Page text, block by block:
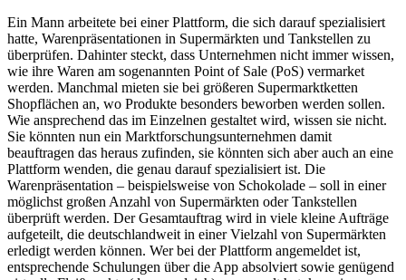
Ein Mann arbeitete bei einer Plattform, die sich darauf spezialisiert
hatte, Warenpräsentationen in Supermärkten und Tankstellen zu
überprüfen. Dahinter steckt, dass Unternehmen nicht immer wissen,
wie ihre Waren am sogenannten Point of Sale (PoS) vermarket
werden. Manchmal mieten sie bei größeren Supermarktketten
Shopflächen an, wo Produkte besonders beworben werden sollen.
Wie ansprechend das im Einzelnen gestaltet wird, wissen sie nicht.
Sie könnten nun ein Marktforschungsunternehmen damit
beauftragen das heraus zufinden, sie könnten sich aber auch an eine
Plattform wenden, die genau darauf spezialisiert ist. Die
Warenpräsentation – beispielsweise von Schokolade – soll in einer
möglichst großen Anzahl von Supermärkten oder Tankstellen
überprüft werden. Der Gesamtauftrag wird in viele kleine Aufträge
aufgeteilt, die deutschlandweit in einer Vielzahl von Supermärkten
erledigt werden können. Wer bei der Plattform angemeldet ist,
entsprechende Schulungen über die App absolviert sowie genügend